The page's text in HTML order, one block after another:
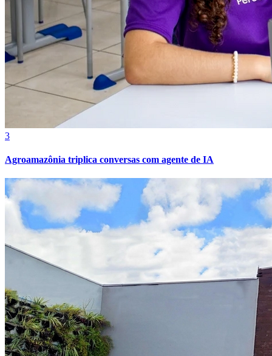
Atlético-MG
3
Agroamazônia triplica conversas com agente de IA